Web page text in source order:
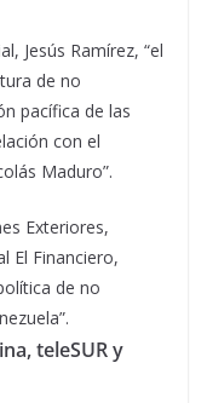
Jesús Ramírez, “el
de no
pacífica de las
con el
Maduro”.
Exteriores,
El Financiero,
de no
”.
teleSUR y